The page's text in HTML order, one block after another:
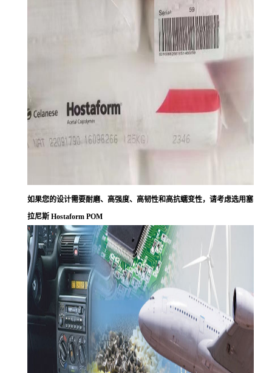
如果您的设计需要耐磨、高强度、高韧性和高抗蠕变性，请考虑选用塞
拉尼斯 Hostaform POM